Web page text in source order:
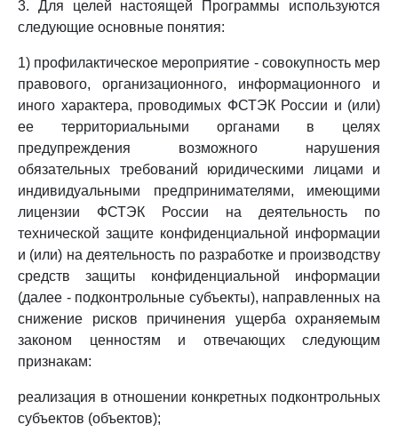
3. Для целей настоящей Программы используются
следующие основные понятия:
1) профилактическое мероприятие - совокупность мер
правового, организационного, информационного и
иного характера, проводимых ФСТЭК России и (или)
ее территориальными органами в целях
предупреждения возможного нарушения
обязательных требований юридическими лицами и
индивидуальными предпринимателями, имеющими
лицензии ФСТЭК России на деятельность по
технической защите конфиденциальной информации
и (или) на деятельность по разработке и производству
средств защиты конфиденциальной информации
(далее - подконтрольные субъекты), направленных на
снижение рисков причинения ущерба охраняемым
законом ценностям и отвечающих следующим
признакам:
реализация в отношении конкретных подконтрольных
субъектов (объектов);